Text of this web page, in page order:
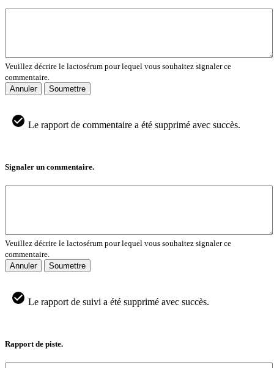
Veuillez décrire le lactosérum pour lequel vous souhaitez signaler ce
commentaire.
Annuler
Soumettre
Le rapport de commentaire a été supprimé avec succès.
Signaler un commentaire.
Veuillez décrire le lactosérum pour lequel vous souhaitez signaler ce
commentaire.
Annuler
Soumettre
Le rapport de suivi a été supprimé avec succès.
Rapport de piste.